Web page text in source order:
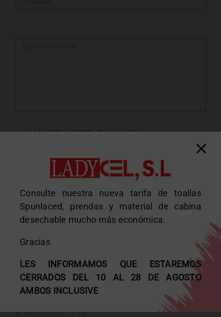
He leído y acepto elaviso legal
DATOS DE CONTACTO
C/ dels Boters 14-16
Consulte nuestra nueva tarifa de toallas
Spunlaced, prendas y material de cabina
desechable mucho más económica.
Gracias.
LES INFORMAMOS QUE ESTAREMOS
CERRADOS DEL 10 AL 28 DE AGOSTO
AMBOS INCLUSIVE